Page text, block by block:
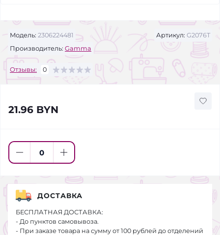
Модель: 2306224481 Артикул: G2076T
Производитель: Gamma
Отзывы: 0
21.96 BYN
ДОСТАВКА
БЕСПЛАТНАЯ ДОСТАВКА:
- До пунктов самовывоза.
- При заказе товара на сумму от 100 рублей до отделений